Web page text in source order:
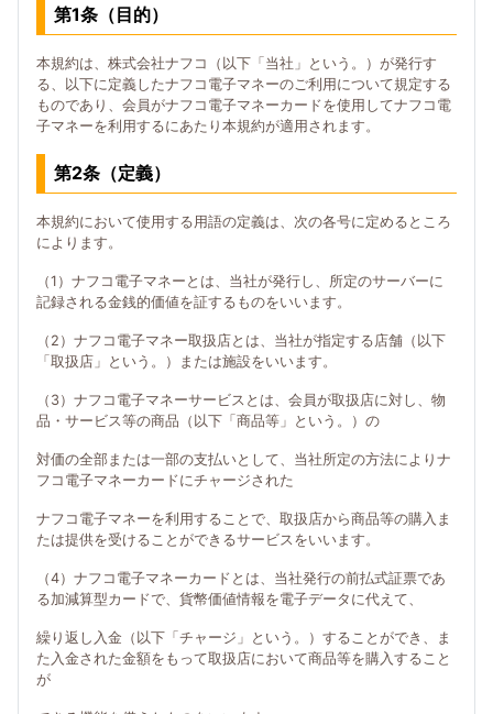
第1条（目的）
本規約は、株式会社ナフコ（以下「当社」という。）が発行す
る、以下に定義したナフコ電子マネーのご利用について規定する
ものであり、会員がナフコ電子マネーカードを使用してナフコ電
子マネーを利用するにあたり本規約が適用されます。
第2条（定義）
本規約において使用する用語の定義は、次の各号に定めるところ
によります。
（1）ナフコ電子マネーとは、当社が発行し、所定のサーバーに
記録される金銭的価値を証するものをいいます。
（2）ナフコ電子マネー取扱店とは、当社が指定する店舗（以下
「取扱店」という。）または施設をいいます。
（3）ナフコ電子マネーサービスとは、会員が取扱店に対し、物
品・サービス等の商品（以下「商品等」という。）の
対価の全部または一部の支払いとして、当社所定の方法によりナ
フコ電子マネーカードにチャージされた
ナフコ電子マネーを利用することで、取扱店から商品等の購入ま
たは提供を受けることができるサービスをいいます。
（4）ナフコ電子マネーカードとは、当社発行の前払式証票であ
る加減算型カードで、貨幣価値情報を電子データに代えて、
繰り返し入金（以下「チャージ」という。）することができ、ま
た入金された金額をもって取扱店において商品等を購入すること
が